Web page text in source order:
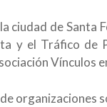
ciudad de Santa
y el Tráfico de
Vínculos
organizaciones